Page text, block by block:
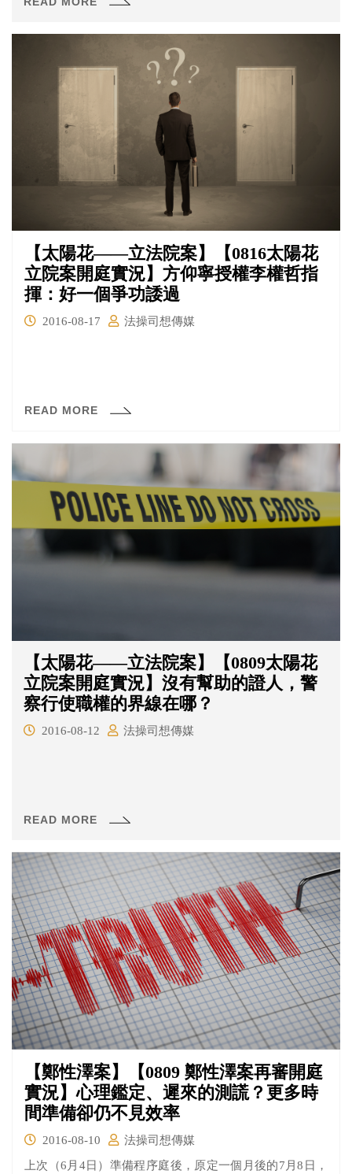
【太陽花——立法院案】【0816太陽花
立院案開庭實況】方仰寧授權李權哲指
揮：好一個爭功諉過
2016-08-17 法操司想傳媒
READ MORE
【太陽花——立法院案】【0809太陽花
立院案開庭實況】沒有幫助的證人，警
察行使職權的界線在哪？
2016-08-12 法操司想傳媒
READ MORE
【鄭性澤案】【0809 鄭性澤案再審開庭
實況】心理鑑定、遲來的測謊？更多時
間準備卻仍不見效率
2016-08-10
法操司想傳媒
上次（6月4日）準備程序庭後，原定一個月後的7月8日，